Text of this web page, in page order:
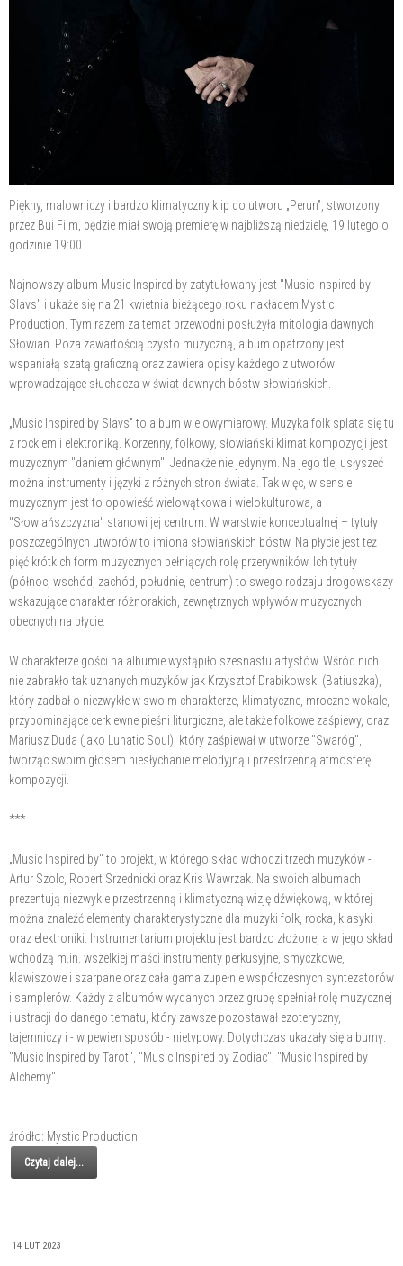
Piękny, malowniczy i bardzo klimatyczny klip do utworu „Perun”, stworzony
przez Bui Film, będzie miał swoją premierę w najbliższą niedzielę, 19 lutego o
godzinie 19:00.
Najnowszy album Music Inspired by zatytułowany jest "Music Inspired by
Slavs" i ukaże się na 21 kwietnia bieżącego roku nakładem Mystic
Production. Tym razem za temat przewodni posłużyła mitologia dawnych
Słowian. Poza zawartością czysto muzyczną, album opatrzony jest
wspaniałą szatą graficzną oraz zawiera opisy każdego z utworów
wprowadzające słuchacza w świat dawnych bóstw słowiańskich.
„Music Inspired by Slavs” to album wielowymiarowy. Muzyka folk splata się tu
z rockiem i elektroniką. Korzenny, folkowy, słowiański klimat kompozycji jest
muzycznym "daniem głównym". Jednakże nie jedynym. Na jego tle, usłyszeć
można instrumenty i języki z różnych stron świata. Tak więc, w sensie
muzycznym jest to opowieść wielowątkowa i wielokulturowa, a
"Słowiańszczyzna" stanowi jej centrum. W warstwie konceptualnej – tytuły
poszczególnych utworów to imiona słowiańskich bóstw. Na płycie jest też
pięć krótkich form muzycznych pełniących rolę przerywników. Ich tytuły
(północ, wschód, zachód, południe, centrum) to swego rodzaju drogowskazy
wskazujące charakter różnorakich, zewnętrznych wpływów muzycznych
obecnych na płycie.
W charakterze gości na albumie wystąpiło szesnastu artystów. Wśród nich
nie zabrakło tak uznanych muzyków jak Krzysztof Drabikowski (Batiuszka),
który zadbał o niezwykłe w swoim charakterze, klimatyczne, mroczne wokale,
przypominające cerkiewne pieśni liturgiczne, ale także folkowe zaśpiewy, oraz
Mariusz Duda (jako Lunatic Soul), który zaśpiewał w utworze "Swaróg",
tworząc swoim głosem niesłychanie melodyjną i przestrzenną atmosferę
kompozycji.
***
„Music Inspired by" to projekt, w którego skład wchodzi trzech muzyków -
Artur Szolc, Robert Srzednicki oraz Kris Wawrzak. Na swoich albumach
prezentują niezwykle przestrzenną i klimatyczną wizję dźwiękową, w której
można znaleźć elementy charakterystyczne dla muzyki folk, rocka, klasyki
oraz elektroniki. Instrumentarium projektu jest bardzo złożone, a w jego skład
wchodzą m.in. wszelkiej maści instrumenty perkusyjne, smyczkowe,
klawiszowe i szarpane oraz cała gama zupełnie współczesnych syntezatorów
i samplerów. Każdy z albumów wydanych przez grupę spełniał rolę muzycznej
ilustracji do danego tematu, który zawsze pozostawał ezoteryczny,
tajemniczy i - w pewien sposób - nietypowy. Dotychczas ukazały się albumy:
"Music Inspired by Tarot", "Music Inspired by Zodiac", "Music Inspired by
Alchemy".
źródło: Mystic Production
Czytaj dalej...
14 LUT 2023